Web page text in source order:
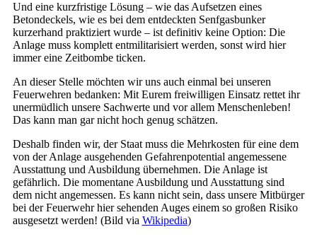
Und eine kurzfristige Lösung – wie das Aufsetzen eines
Betondeckels, wie es bei dem entdeckten Senfgasbunker
kurzerhand praktiziert wurde – ist definitiv keine Option: Die
Anlage muss komplett entmilitarisiert werden, sonst wird hier
immer eine Zeitbombe ticken.
An dieser Stelle möchten wir uns auch einmal bei unseren
Feuerwehren bedanken: Mit Eurem freiwilligen Einsatz rettet ihr
unermüdlich unsere Sachwerte und vor allem Menschenleben!
Das kann man gar nicht hoch genug schätzen.
Deshalb finden wir, der Staat muss die Mehrkosten für eine dem
von der Anlage ausgehenden Gefahrenpotential angemessene
Ausstattung und Ausbildung übernehmen. Die Anlage ist
gefährlich. Die momentane Ausbildung und Ausstattung sind
dem nicht angemessen. Es kann nicht sein, dass unsere Mitbürger
bei der Feuerwehr hier sehenden Auges einem so großen Risiko
ausgesetzt werden! (Bild via Wikipedia)